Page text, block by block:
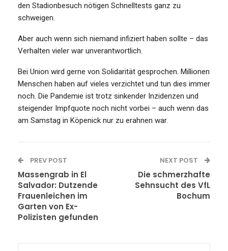
den Stadionbesuch nötigen Schnelltests ganz zu
schweigen.
Aber auch wenn sich niemand infiziert haben sollte – das
Verhalten vieler war unverantwortlich.
Bei Union wird gerne von Solidarität gesprochen. Millionen
Menschen haben auf vieles verzichtet und tun dies immer
noch. Die Pandemie ist trotz sinkender Inzidenzen und
steigender Impfquote noch nicht vorbei – auch wenn das
am Samstag in Köpenick nur zu erahnen war.
PREV POST
Massengrab in El
Salvador: Dutzende
Frauenleichen im
Garten von Ex-
Polizisten gefunden
NEXT POST
Die schmerzhafte
Sehnsucht des VfL
Bochum